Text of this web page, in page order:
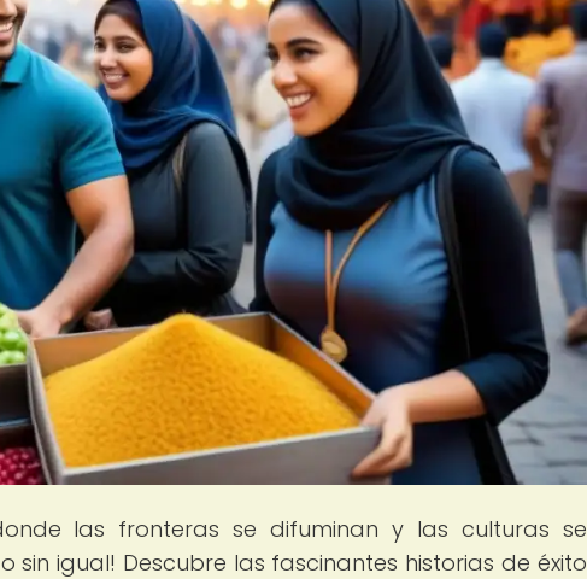
las fronteras se difuminan y las culturas se
sin igual! Descubre las fascinantes historias de éxito